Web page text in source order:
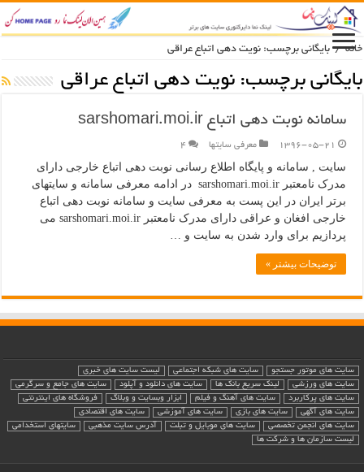
خانه / بایگانی برچسب: نویت دهی اتباع عراقی
بایگانی برچسب:نویت دهی اتباع عراقی
سامانه نوبت دهی اتباع sarshomari.moi.ir
1396-05-21 معرفی سایتها ۴
سایت , سامانه و پایگاه اطلاع رسانی نوبت دهی اتباع خارجی دارای
مدرک نامعتبر sarshomari.moi.ir در ادامه معرفی سامانه و سایتهای
برتر ایران در این پست به معرفی سایت و سامانه نوبت دهی اتباع
خارجی افغان و عراقی دارای مدرک نامعتبر sarshomari.moi.ir می
پردازیم برای وارد شدن به سایت و …
توضیحات بیشتر »
سایت های موتور جستجو سایت های شبکه اجتماعی
لیست سایت های خبری
سایت های ورزشی
لینک سریع بانک ها سایت های دانلود و آپلود
سایت های جامع و سرگرمی
سایت های پرکاربرد
سایت های آهنگ و فیلم ابزار وبسایت و وبلاگ
فروشگاه های اینترنتی
سایت های آگهی
سایت های بازی سایت های آموزشی
سایت های اقتصادی
سایت های انجمن تخصصی
سایت های موبایل و تبلت آدرس سایت مذهبی
سایتهای استخدامی
لیست سازمان ها و شرکت ها